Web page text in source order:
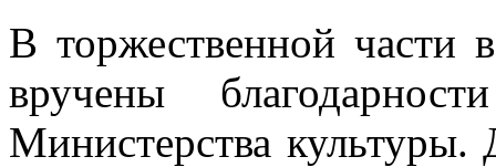
В торжественной части
вручены
Министерства